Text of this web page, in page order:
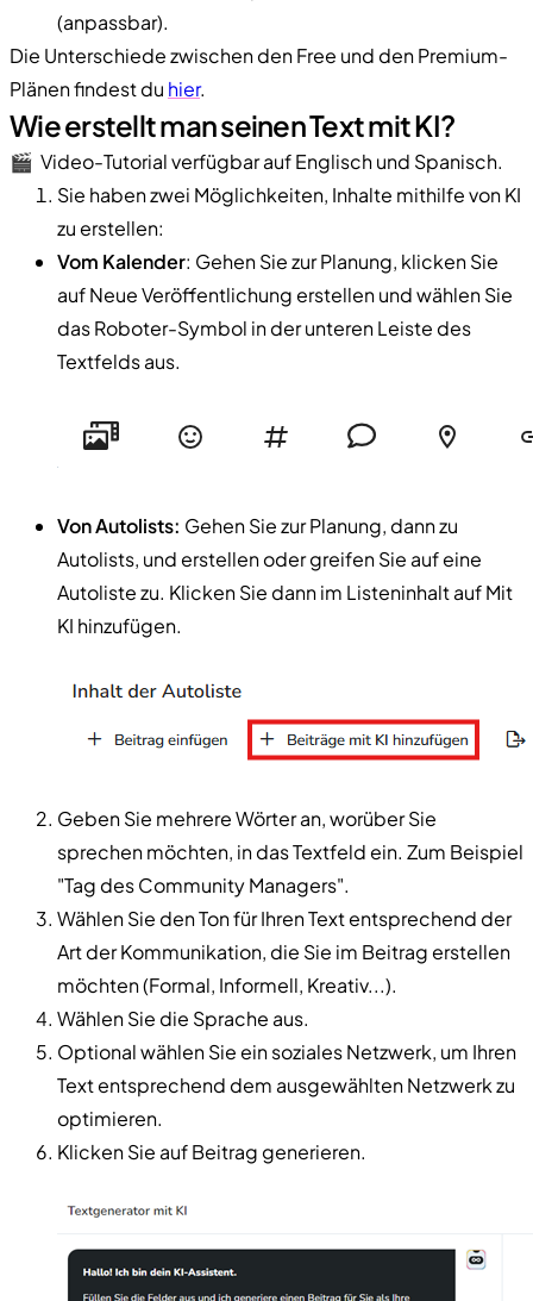
(anpassbar).
Die Unterschiede zwischen den Free und den Premium-
Plänen findest du hier.
Wie erstellt man seinen Text mit KI?
🎬 Video-Tutorial verfügbar auf Englisch und Spanisch.
Sie haben zwei Möglichkeiten, Inhalte mithilfe von KI
zu erstellen:
Vom Kalender: Gehen Sie zur Planung, klicken Sie
auf Neue Veröffentlichung erstellen und wählen Sie
das Roboter-Symbol in der unteren Leiste des
Textfelds aus.
Von Autolists: Gehen Sie zur Planung, dann zu
Autolists, und erstellen oder greifen Sie auf eine
Autoliste zu. Klicken Sie dann im Listeninhalt auf Mit
KI hinzufügen.
Geben Sie mehrere Wörter an, worüber Sie
sprechen möchten, in das Textfeld ein. Zum Beispiel
"Tag des Community Managers".
Wählen Sie den Ton für Ihren Text entsprechend der
Art der Kommunikation, die Sie im Beitrag erstellen
möchten (Formal, Informell, Kreativ...).
Wählen Sie die Sprache aus.
Optional wählen Sie ein soziales Netzwerk, um Ihren
Text entsprechend dem ausgewählten Netzwerk zu
optimieren.
Klicken Sie auf Beitrag generieren.